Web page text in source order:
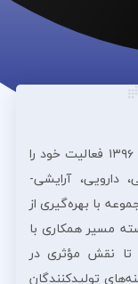
شرڪت بازرگانی رهروان تجارت ڪهن از سال ۱۳۹۶ فعالیت خود را
دارویی، آرایشی‌-
با بهره‌گیری از
مسیر همکاری با
تا نقش مؤثری در
تولیدکنندگان